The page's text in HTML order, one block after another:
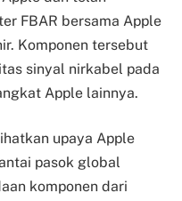
FBAR bersama Apple
Komponen tersebut
sinyal nirkabel pada
Apple lainnya.
upaya Apple
pasok global
komponen dari